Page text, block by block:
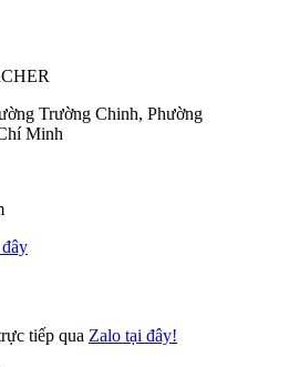
Trường Chinh, Phường
Minh
tiếp qua Zalo tại đây!